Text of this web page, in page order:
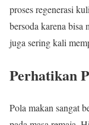
proses regenerasi
bersoda karena
juga sering kali
Perhatikan
Pola makan sangat